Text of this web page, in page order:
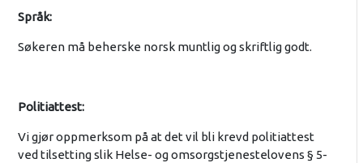
Språk:
Søkeren må beherske norsk muntlig og skriftlig godt.
Politiattest:
Vi gjør oppmerksom på at det vil bli krevd politiattest
ved tilsetting slik Helse- og omsorgstjenestelovens § 5-